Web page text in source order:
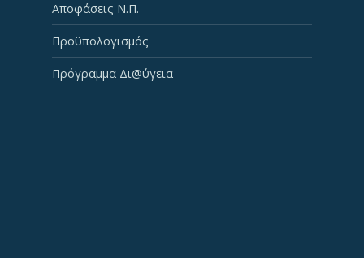
Αποφάσεις Ν.Π.
Προϋπολογισμός
Πρόγραμμα Δι@ύγεια